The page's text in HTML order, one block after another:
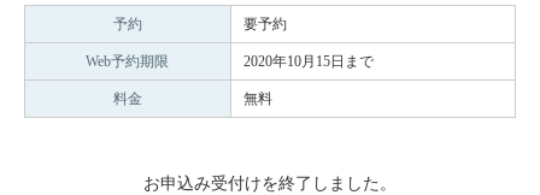
予約 要予約
Web予約期限 2020年10月15日まで
料金 無料
お申込み受付けを終了しました。